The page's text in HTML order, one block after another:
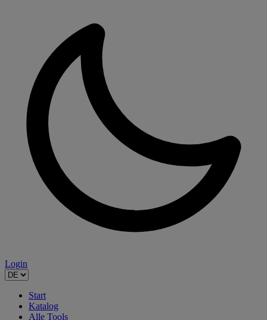
Login
Start
Katalog
Alle Tools